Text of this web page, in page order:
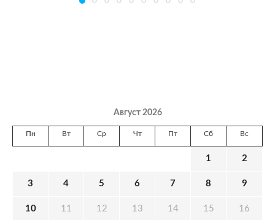
Август 2026
Пн Вт Ср Чт Пт Сб Вс
1 2
3 4 5 6 7 8 9
10 11 12 13 14 15 16